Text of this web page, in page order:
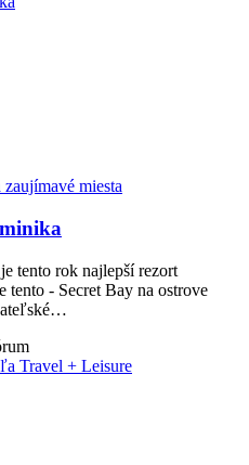
tento rok najlepší rezort
tento - Secret Bay na ostrove